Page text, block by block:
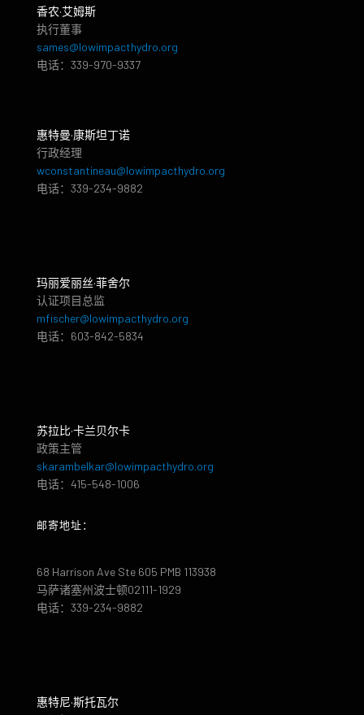
香农·艾姆斯
执行董事
sames@lowimpacthydro.org
电话：339-970-9337
惠特曼·康斯坦丁诺
行政经理
wconstantineau@lowimpacthydro.org
电话：339-234-9882
玛丽爱丽丝·菲舍尔
认证项目总监
mfischer@lowimpacthydro.org
电话：603-842-5834
苏拉比·卡兰贝尔卡
政策主管
skarambelkar@lowimpacthydro.org
电话：415-548-1006
邮寄地址：
68 Harrison Ave Ste 605 PMB 113938
马萨诸塞州波士顿02111-1929
电话：339-234-9882
惠特尼·斯托瓦尔